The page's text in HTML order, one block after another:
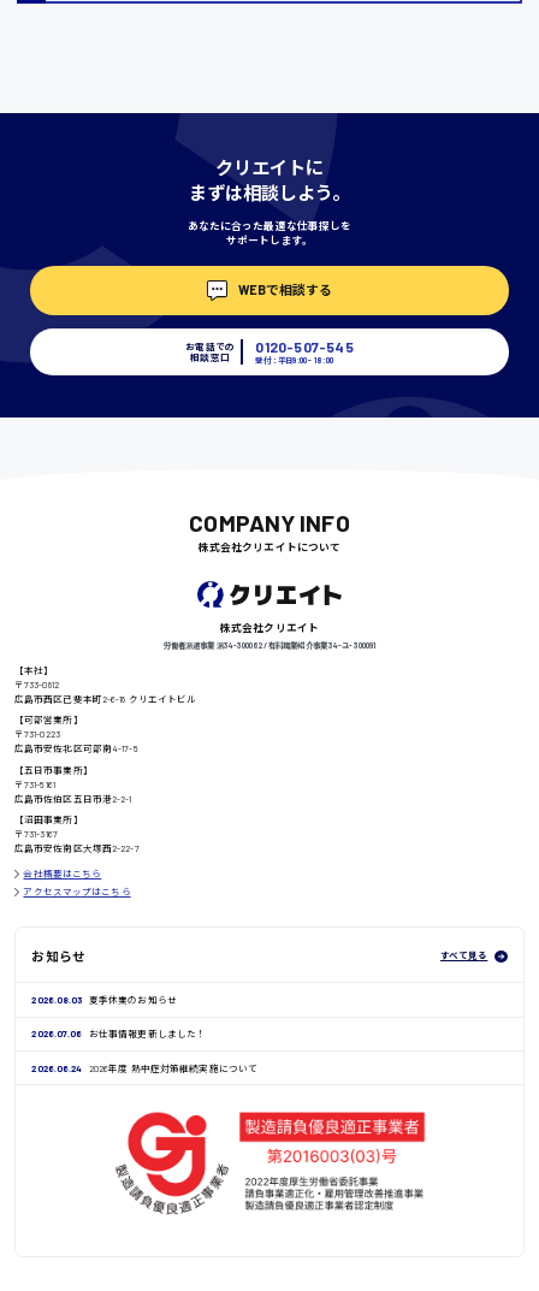
高知県
鳥取県
クリエイトに
まずは相談しよう。
あなたに合った最適な仕事探しを
サポートします。
WEBで相談する
お電話での
相談窓口
0120-507-545
受付：平日9:00 - 18:00
COMPANY INFO
株式会社クリエイトについて
株式会社クリエイト
労働者派遣事業 派34-300062 / 有料職業紹介事業 34-ユ-300091
【本社】
〒733-0812
広島市西区己斐本町2-6-18 クリエイトビル
【可部営業所】
〒731-0223
広島市安佐北区可部南4-17-5
【五日市事業所】
〒731-5161
広島市佐伯区五日市港2-2-1
【沼田事業所】
〒731-3167
広島市安佐南区大塚西2-22-7
会社概要はこちら
アクセスマップはこちら
お知らせ すべて見る
2026.08.03 夏季休業のお知らせ
2026.07.06 お仕事情報更新しました！
2026.06.24 2026年度 熱中症対策継続実施について